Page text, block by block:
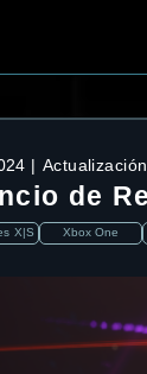
Actualización
de
X|S Xbox One